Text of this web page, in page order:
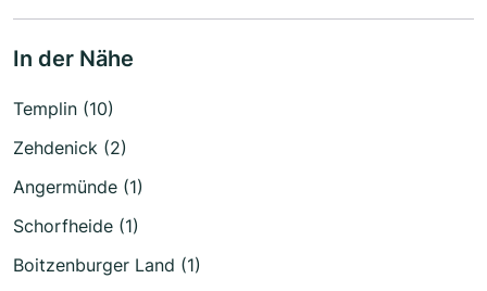
In der Nähe
Templin (10)
Zehdenick (2)
Angermünde (1)
Schorfheide (1)
Boitzenburger Land (1)